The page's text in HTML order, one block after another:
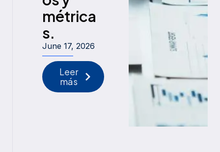
métrica
s.
June 17, 2026
Leer
más